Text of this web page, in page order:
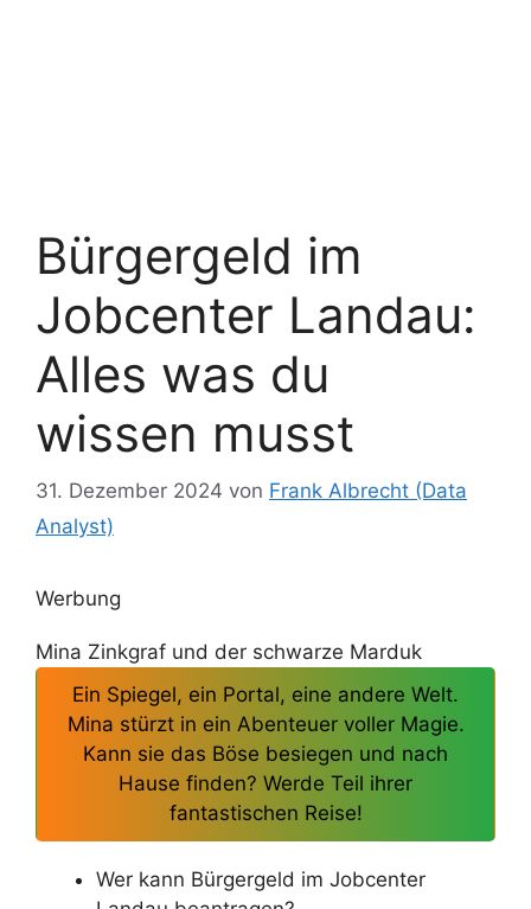
Bürgergeld im
Jobcenter Landau:
Alles was du
wissen musst
31. Dezember 2024 von Frank Albrecht (Data
Analyst)
Werbung
Mina Zinkgraf und der schwarze Marduk
Ein Spiegel, ein Portal, eine andere Welt.
Mina stürzt in ein Abenteuer voller Magie.
Kann sie das Böse besiegen und nach
Hause finden? Werde Teil ihrer
fantastischen Reise!
Wer kann Bürgergeld im Jobcenter